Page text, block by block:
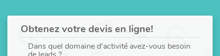
Obtenez votre devis en ligne!
Dans quel domaine d'activité avez-vous besoin